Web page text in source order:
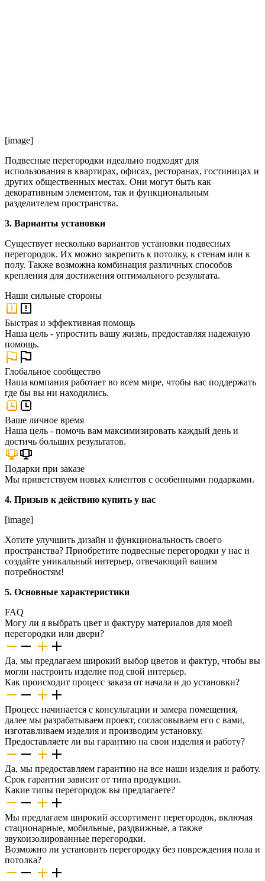
[image]
Подвесные перегородки идеально подходят для
использования в квартирах, офисах, ресторанах, гостиницах и
других общественных местах. Они могут быть как
декоративным элементом, так и функциональным
разделителем пространства.
3. Варианты установки
Существует несколько вариантов установки подвесных
перегородок. Их можно закрепить к потолку, к стенам или к
полу. Также возможна комбинация различных способов
крепления для достижения оптимального результата.
Наши сильные стороны
Быстрая и эффективная помощь
Наша цель - упростить вашу жизнь, предоставляя надежную
помощь.
Глобальное сообщество
Наша компания работает во всем мире, чтобы вас поддержать
где бы вы ни находились.
Ваше личное время
Наша цель - помочь вам максимизировать каждый день и
достичь больших результатов.
Подарки при заказе
Мы приветствуем новых клиентов с особенными подарками.
4. Призыв к действию купить у нас
[image]
Хотите улучшить дизайн и функциональность своего
пространства? Приобретите подвесные перегородки у нас и
создайте уникальный интерьер, отвечающий вашим
потребностям!
5. Основные характеристики
FAQ
Могу ли я выбрать цвет и фактуру материалов для моей
перегородки или двери?
Да, мы предлагаем широкий выбор цветов и фактур, чтобы вы
могли настроить изделие под свой интерьер.
Как происходит процесс заказа от начала и до установки?
Процесс начинается с консультации и замера помещения,
далее мы разрабатываем проект, согласовываем его с вами,
изготавливаем изделия и производим установку.
Предоставляете ли вы гарантию на свои изделия и работу?
Да, мы предоставляем гарантию на все наши изделия и работу.
Срок гарантии зависит от типа продукции.
Какие типы перегородок вы предлагаете?
Мы предлагаем широкий ассортимент перегородок, включая
стационарные, мобильные, раздвижные, а также
звукоизолированные перегородки.
Возможно ли установить перегородку без повреждения пола и
потолка?